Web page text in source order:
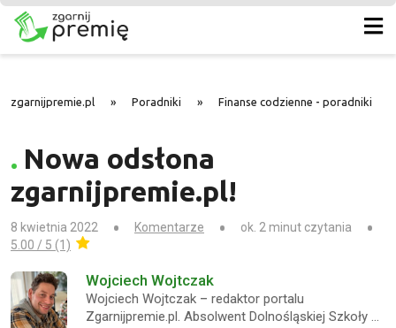
zgarnijpremie.pl » Poradniki » Finanse codzienne - poradniki
Nowa odsłona
zgarnijpremie.pl!
8 kwietnia 2022 Komentarze
ok. 2 minut czytania
5.00 / 5 (1)
Wojciech Wojtczak
Wojciech Wojtczak – redaktor portalu
Zgarnijpremie.pl. Absolwent Dolnośląskiej Szkoły …